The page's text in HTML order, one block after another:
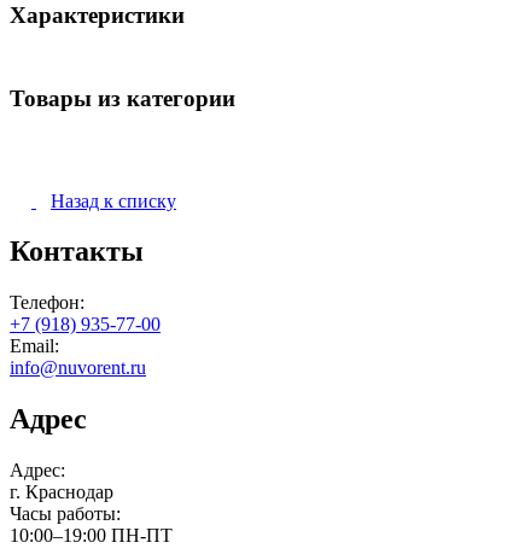
Характеристики
Товары из категории
Назад к списку
Контакты
Телефон:
+7 (918) 935-77-00
Email:
info@nuvorent.ru
Адрес
Адрес:
г. Краснодар
Часы работы:
10:00–19:00 ПН-ПТ